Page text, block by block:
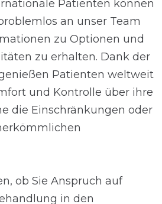
Patienten können
an unser Team
zu Optionen und
zu erhalten. Dank der
Patienten weltweit
und Kontrolle über ihre
die Einschränkungen oder
ob Sie Anspruch auf
in den